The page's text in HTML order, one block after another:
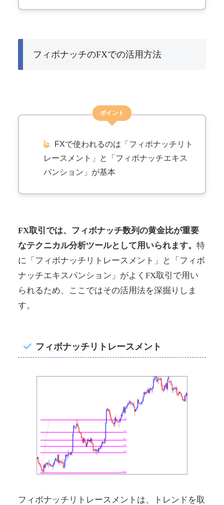
フィボナッチのFXでの活用方法
ポイント
FXで使われるのは「フィボナッチリト
レースメント」と「フィボナッチエキス
パンション」が基本
FX取引では、フィボナッチ数列の黄金比が重要
なテクニカル分析ツールとして用いられます。 特
に「フィボナッチリトレースメント」と「フィボ
ナッチエキスパンション」がよくFX取引で用い
られるため、ここではその活用法を深掘りしま
す。
フィボナッチリトレースメント
フィボナッチリトレースメントは、トレンドを取